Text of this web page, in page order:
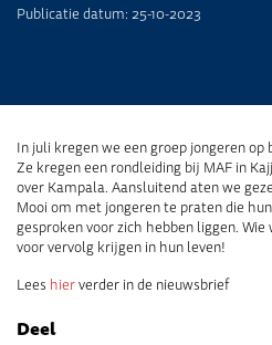
Publicatie datum: 25-10-2023
In juli kregen we een groep jongeren op
Ze kregen een rondleiding bij MAF in
over Kampala. Aansluitend aten we
Mooi om met jongeren te praten die
gesproken voor zich hebben liggen.
voor vervolg krijgen in hun leven!
Lees hierverder in de nieuwsbrief
Deel